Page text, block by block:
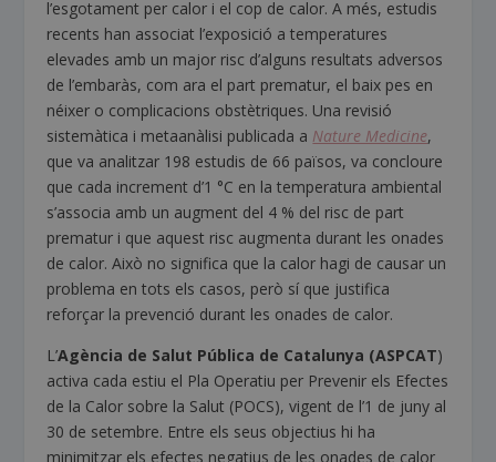
l’esgotament per calor i el cop de calor. A més, estudis
recents han associat l’exposició a temperatures
elevades amb un major risc d’alguns resultats adversos
de l’embaràs, com ara el part prematur, el baix pes en
néixer o complicacions obstètriques. Una revisió
sistemàtica i metaanàlisi publicada a Nature Medicine,
que va analitzar 198 estudis de 66 països, va concloure
que cada increment d’1 °C en la temperatura ambiental
s’associa amb un augment del 4 % del risc de part
prematur i que aquest risc augmenta durant les onades
de calor. Això no significa que la calor hagi de causar un
problema en tots els casos, però sí que justifica
reforçar la prevenció durant les onades de calor.
L’Agència de Salut Pública de Catalunya (ASPCAT)
activa cada estiu el Pla Operatiu per Prevenir els Efectes
de la Calor sobre la Salut (POCS), vigent de l’1 de juny al
30 de setembre. Entre els seus objectius hi ha
minimitzar els efectes negatius de les onades de calor